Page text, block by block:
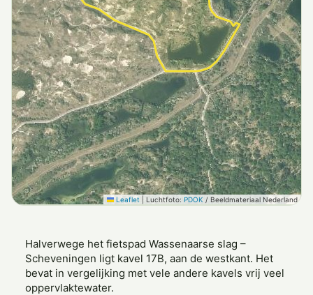
Leaflet Luchtfoto: PDOK / Beeldmateriaal Nederland
Halverwege het fietspad Wassenaarse slag –
Scheveningen ligt kavel 17B, aan de westkant. Het
bevat in vergelijking met vele andere kavels vrij veel
oppervlaktewater.